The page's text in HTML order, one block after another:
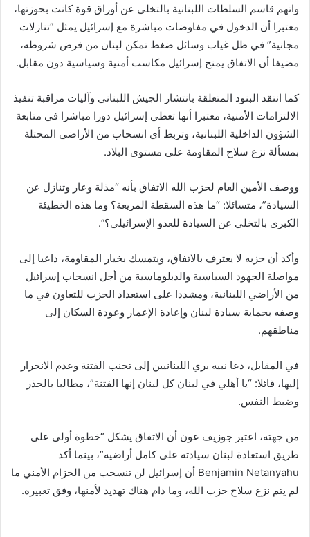
واتهم قاسم السلطات اللبنانية بالتخلي عن أوراق قوة كانت بحوزتها،
معتبرا أن الدخول في مفاوضات مباشرة مع إسرائيل يمثل “تنازلات
مجانية” في ظل غياب وسائل ضغط تمكن لبنان من فرض شروطه،
مضيفا أن الاتفاق يمنح إسرائيل مكاسب أمنية وسياسية دون مقابل.
كما انتقد البنود المتعلقة بانتشار الجيش اللبناني وآليات مراقبة تنفيذ
الالتزامات الأمنية، معتبرا أنها تعطي إسرائيل دورا مباشرا في متابعة
الشؤون الداخلية اللبنانية، وتربط أي انسحاب من الأراضي المحتلة
بمسألة نزع سلاح المقاومة على مستوى البلاد.
ووصف الأمين العام لحزب الله الاتفاق بأنه “مذلة وعار وتنازل عن
السيادة”، متسائلا: “ما هذه السقطة المريعة؟ وما هذه الخطيئة
الكبرى بالتخلي عن السيادة للعدو الإسرائيلي؟”.
وأكد أن حزبه لا يعترف بالاتفاق، ويتمسك بخيار المقاومة، داعيا إلى
مواصلة الجهود السياسية والدبلوماسية من أجل انسحاب إسرائيل
من الأراضي اللبنانية، ومشددا على استعداد الحزب للتعاون في ما
وصفه بحماية سيادة لبنان وإعادة الإعمار وعودة السكان إلى
مناطقهم.
في المقابل، دعا نبيه بري اللبنانيين إلى تجنب الفتنة وعدم الانجرار
إليها، قائلا: “يا أهلي في لبنان كل لبنان إنها الفتنة”، مطالبا بالحذر
وضبط النفس.
من جهته، اعتبر جوزيف عون أن الاتفاق يشكل “خطوة أولى على
طريق استعادة لبنان سيادته على كامل أراضيه”، بينما أكد
Benjamin Netanyahu أن إسرائيل لن تنسحب من الحزام الأمني ما
لم يتم نزع سلاح حزب الله، وما دام هناك تهديد لأمنها، وفق تعبيره.